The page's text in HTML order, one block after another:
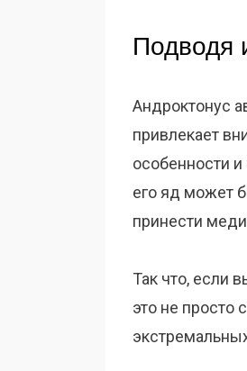
Подводя
Андроктонус
привлекает
особенности
его яд может
принести
Так что, если
это не просто